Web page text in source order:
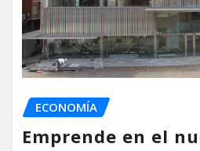
ECONOMÍA
Emprende en el